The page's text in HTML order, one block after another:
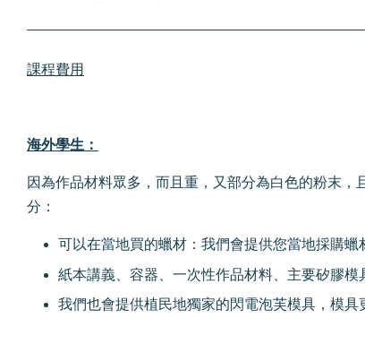
課程費用
海外學生：
因為作品材料眾多，而且重，又部分為白色的粉末
分：
可以在當地買的蠟材：我們會提供您當地採購
紙本講義、容器、一次性作品材料、主要矽膠模
我們也會提供植民地獨家的閃電泡芙模具，模